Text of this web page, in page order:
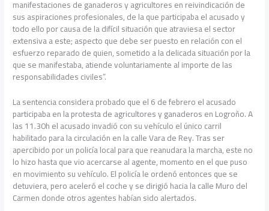
manifestaciones de ganaderos y agricultores en reivindicación de
sus aspiraciones profesionales, de la que participaba el acusado y
todo ello por causa de la difícil situación que atraviesa el sector
extensiva a este; aspecto que debe ser puesto en relación con el
esfuerzo reparado de quien, sometido a la delicada situación por la
que se manifestaba, atiende voluntariamente al importe de las
responsabilidades civiles”.
La sentencia considera probado que el 6 de febrero el acusado
participaba en la protesta de agricultores y ganaderos en Logroño. A
las 11.30h el acusado invadió con su vehículo el único carril
habilitado para la circulación en la calle Vara de Rey. Tras ser
apercibido por un policía local para que reanudara la marcha, este no
lo hizo hasta que vio acercarse al agente, momento en el que puso
en movimiento su vehículo. El policía le ordenó entonces que se
detuviera, pero aceleró el coche y se dirigió hacia la calle Muro del
Carmen donde otros agentes habían sido alertados.